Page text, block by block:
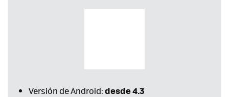
Versión de Android:desde 4.3